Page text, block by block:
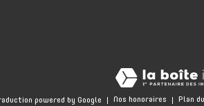
powered by Google Nos honoraires Plan